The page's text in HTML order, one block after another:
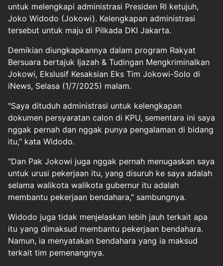
untuk melengkapi administrasi Presiden RI ketujuh,
Joko Widodo (Jokowi). Kelengkapan administrasi
tersebut untuk maju di Pilkada DKI Jakarta.
Demikian diungkapkannya dalam program Rakyat
Bersuara bertajuk Ijazah & Tudingan Mengkriminalkan
Jokowi, Ekslusif Kesaksian Eks Tim Jokowi-Solo di
iNews, Selasa (1/7/2025) malam.
"Saya dituduh administrasi untuk kelengkapan
dokumen persyaratan calon di KPU, sementara ini saya
nggak pernah dan nggak punya pengalaman di bidang
itu," kata Widodo.
"Dan Pak Jokowi juga nggak pernah menugaskan saya
untuk urusi pekerjaan itu, yang disuruh ke saya adalah
selama walikota walikota gubernur itu adalah
membantu pekerjaan bendahara," sambungnya.
Widodo juga tidak menjelaskan lebih jauh terkait apa
itu yang dimaksud membantu pekerjaan bendahara.
Namun, ia menyatakan bendahara yang ia maksud
terkait tim pemenangnya.